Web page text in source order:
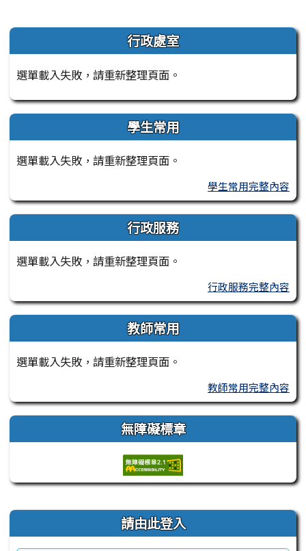
左邊區域內容 行政處室
選單載入失敗，請重新整理頁面。
學生常用
選單載入失敗，請重新整理頁面。
學生常用完整內容
行政服務
選單載入失敗，請重新整理頁面。
行政服務完整內容
教師常用
選單載入失敗，請重新整理頁面。
教師常用完整內容
無障礙標章
右邊區域內容 請由此登入